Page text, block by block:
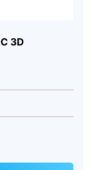
3D